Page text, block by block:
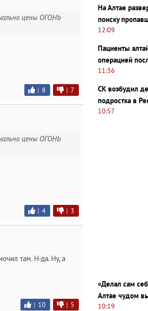
цены ОГОНЬ
| 8 | 7
цены ОГОНЬ
| 4 | 3
там. Н-да. Ну, а
| 10 | 5
На Алтае
поиску
12:09
Пациенты
операцией
11:36
СК возбудил
подростка в
10:57
«Делал сам
Алтае чудом
10:19